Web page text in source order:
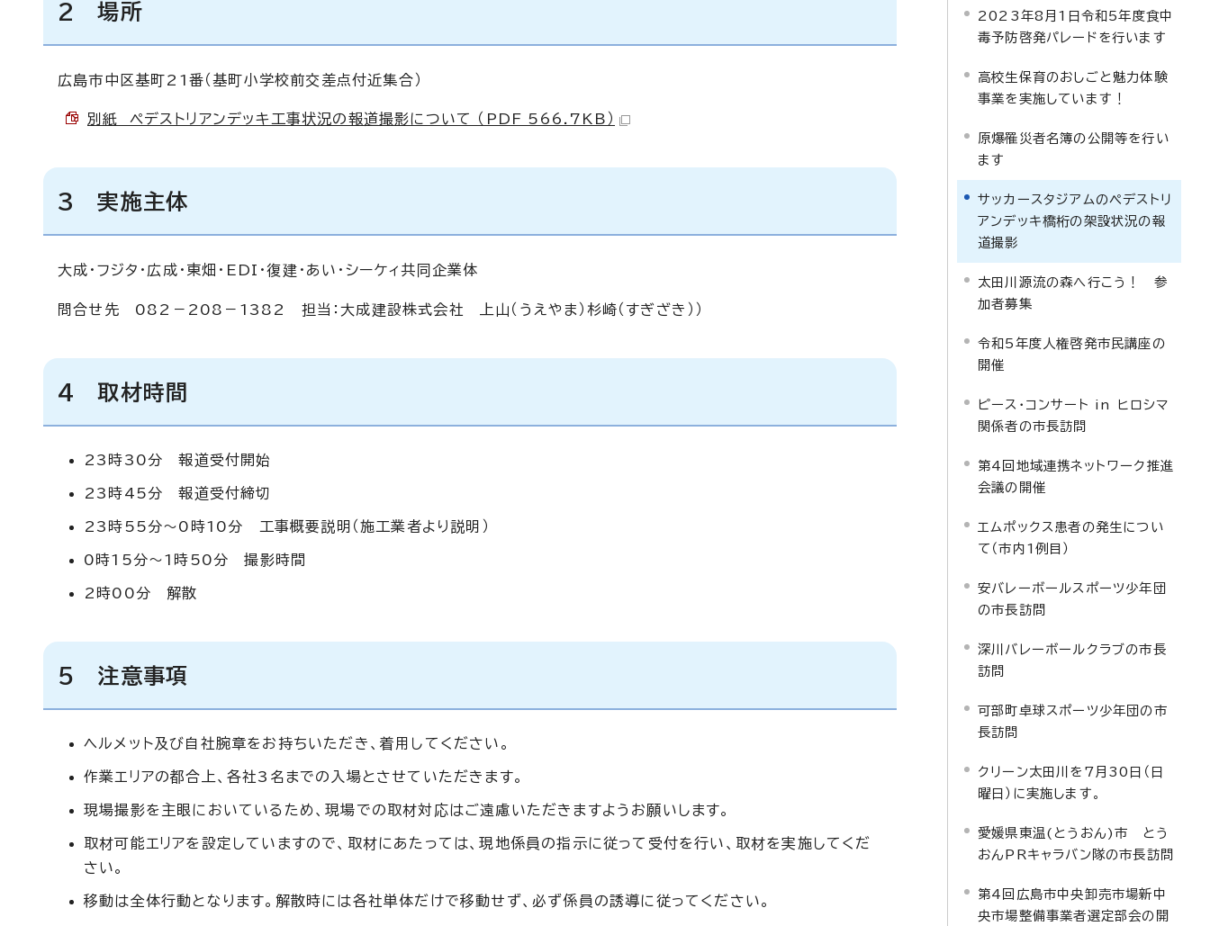
2 場所
広島市中区基町21番（基町小学校前交差点付近集合）
別紙 ペデストリアンデッキ工事状況の報道撮影について （PDF 566.7KB）
3 実施主体
大成・フジタ・広成・東畑・EDI・復建・あい・シーケィ共同企業体
問合せ先 082－208－1382 担当：大成建設株式会社 上山（うえやま）杉崎（すぎざき））
4 取材時間
23時30分 報道受付開始
23時45分 報道受付締切
23時55分～0時10分 工事概要説明（施工業者より説明）
0時15分～1時50分 撮影時間
2時00分 解散
5 注意事項
ヘルメット及び自社腕章をお持ちいただき、着用してください。
作業エリアの都合上、各社3名までの入場とさせていただきます。
現場撮影を主眼においているため、現場での取材対応はご遠慮いただきますようお願いします。
取材可能エリアを設定していますので、取材にあたっては、現地係員の指示に従って受付を行い、取材を実施してくだ
さい。
移動は全体行動となります。解散時には各社単体だけで移動せず、必ず係員の誘導に従ってください。
2023年8月1日令和5年度食中
毒予防啓発パレードを行います
高校生保育のおしごと魅力体験
事業を実施しています！
原爆罹災者名簿の公開等を行い
ます
サッカースタジアムのペデストリ
アンデッキ橋桁の架設状況の報
道撮影
太田川源流の森へ行こう！ 参
加者募集
令和5年度人権啓発市民講座の
開催
ピース・コンサート in ヒロシマ
関係者の市長訪問
第4回地域連携ネットワーク推進
会議の開催
エムポックス患者の発生につい
て（市内1例目）
安バレーボールスポーツ少年団
の市長訪問
深川バレーボールクラブの市長
訪問
可部町卓球スポーツ少年団の市
長訪問
クリーン太田川を7月30日（日
曜日）に実施します。
愛媛県東温(とうおん)市 とう
おんPRキャラバン隊の市長訪問
第4回広島市中央卸売市場新中
央市場整備事業者選定部会の開